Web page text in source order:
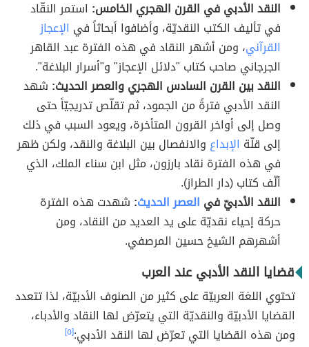
النقد الأدبي في القرن الهجري الخامس: استمر النقّاد
في تأليف الكتب النقديّة، وأضافوا أبحاثاً في الإعجاز
القرآني، ومن أشهر النقاد في هذه الفترة عبد القاهر
الجرجاني صاحب كتاب "دلائل الإعجاز" و"أسرار البلاغة".
النقد بين القرن السادس الهجري والعصر الحديث: شهد
النقد الأدبي فترةً من الجمود، ثم تقلّص تدريجيّاً حتى
وصل إلى أواخر القرون المتأخرة، ويعود السبب في ذلك
إلى قلّة الإبداع والانفصال بين البلاغة والنقد، ولكن ظهر
في هذه الفترة نقاد بارزون، مثل ابن سناء الملك، الذي
ألّف كتاب (دار الطراز).
النقد الأدبيّ في العصر الحديث: شهدت هذه الفترة
حركة إحياء نقديّة على يد العديد من النقاد، ومن
أشهرهم الشيخ حسين المرصفي.
قضايا النقد الأدبي عند العرب
تحتوي اللغة العربيّة على كثير من الصنوف الأدبيّة، لذا تتعدد
القضايا الأدبيّة والنقديّة التي يتعرّض لها النقاد والأدباء،
ومن هذه القضايا التي تعرّض لها النقد الأدبي:[٥]